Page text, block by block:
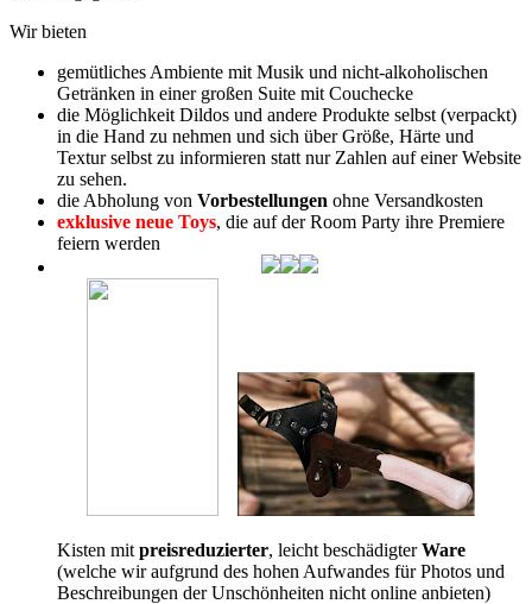
Wir bieten
gemütliches Ambiente mit Musik und nicht-alkoholischen
Getränken in einer großen Suite mit Couchecke
die Möglichkeit Dildos und andere Produkte selbst (verpackt)
in die Hand zu nehmen und sich über Größe, Härte und
Textur selbst zu informieren statt nur Zahlen auf einer Website
zu sehen.
die Abholung von Vorbestellungen ohne Versandkosten
exklusive neue Toys, die auf der Room Party ihre Premiere
feiern werden
Kisten mit preisreduzierter, leicht beschädigterWare
(welche wir aufgrund des hohen Aufwandes für Photos und
Beschreibungen der Unschönheiten nicht online anbieten)